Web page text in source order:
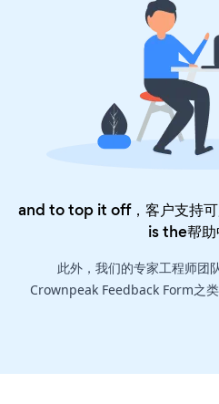
and to top it off，客户支持
is the帮
此外，我们的专家工程师团
Crownpeak Feedback Form之